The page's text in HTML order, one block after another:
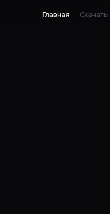
Главная Скачать